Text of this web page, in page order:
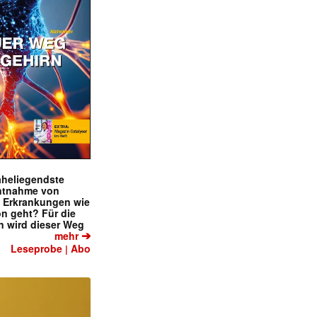
von
wie
geht? Für die
wird dieser Weg
mehr➔
Leseprobe |Abo